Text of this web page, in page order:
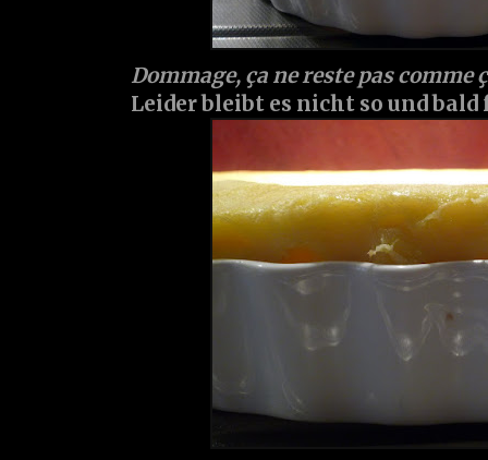
Dommage, ça ne reste pas
Leider bleibt es nicht so und